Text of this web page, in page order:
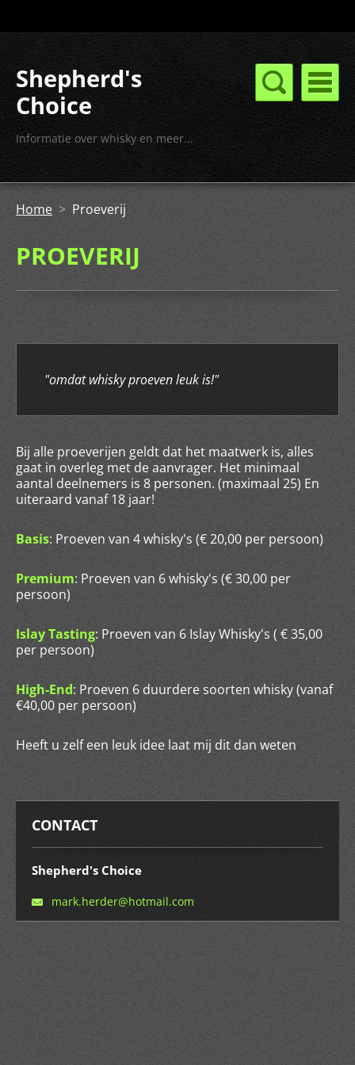
Shepherd's
Choice
Informatie over whisky en meer...
Home > Proeverij
PROEVERIJ
"omdat whisky proeven leuk is!"
Bij alle proeverijen geldt dat het maatwerk is, alles
gaat in overleg met de aanvrager. Het minimaal
aantal deelnemers is 8 personen. (maximaal 25) En
uiteraard vanaf 18 jaar!
Basis: Proeven van 4 whisky's (€ 20,00 per persoon)
Premium: Proeven van 6 whisky's (€ 30,00 per
persoon)
Islay Tasting: Proeven van 6 Islay Whisky's ( € 35,00
per persoon)
High-End: Proeven 6 duurdere soorten whisky (vanaf
€40,00 per persoon)
Heeft u zelf een leuk idee laat mij dit dan weten
CONTACT
Shepherd's Choice
mark.herder@hotmail.com